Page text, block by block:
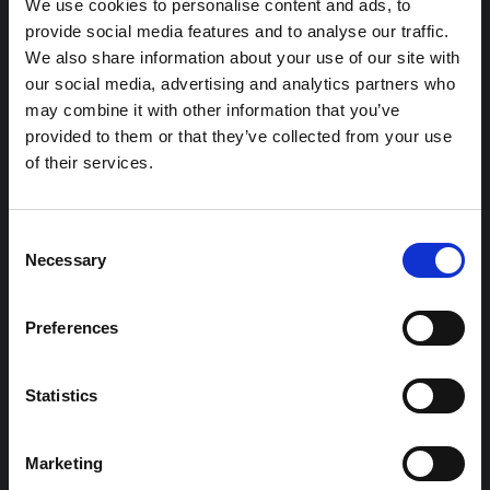
We use cookies to personalise content and ads, to
provide social media features and to analyse our traffic.
We also share information about your use of our site with
our social media, advertising and analytics partners who
may combine it with other information that you’ve
provided to them or that they’ve collected from your use
of their services.
Selection
Necessary
Preferences
Statistics
Marketing
Digitala
utställningar
Se digitala utställningar med
material från Fredsarkivet.